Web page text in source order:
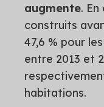
augmente.
construits
47,6 % pour
entre 2013 et
habitations.